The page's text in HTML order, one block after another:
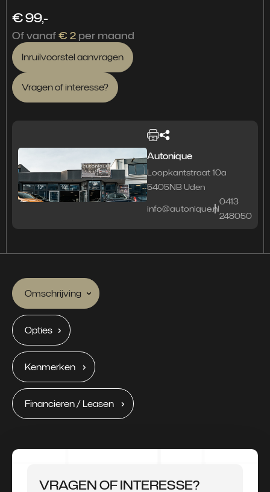
€ 99,-
Of vanaf€ 2 per maand
Inruilvoorstel aanvragen
Vragen of interesse?
Autonique
Loopkantstraat 10a
5405NB Uden
info@autonique.nl
0413
248050
Omschrijving
Opties
Kenmerken
Financieren / Leasen
VRAGEN OF INTERESSE?